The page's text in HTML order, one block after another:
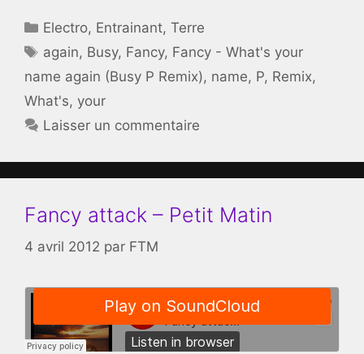
Catégories
Electro, Entrainant,Terre
Étiquettes
again, Busy, Fancy, Fancy - What's your
name again (Busy P Remix), name, P, Remix,
What's, your
Laisser un commentaire
Fancy attack – Petit Matin
4 avril 2012 par FTM